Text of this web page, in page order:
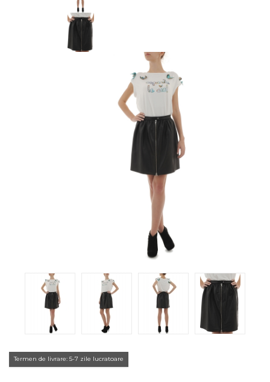
Termen de livrare: 5-7 zile lucratoare